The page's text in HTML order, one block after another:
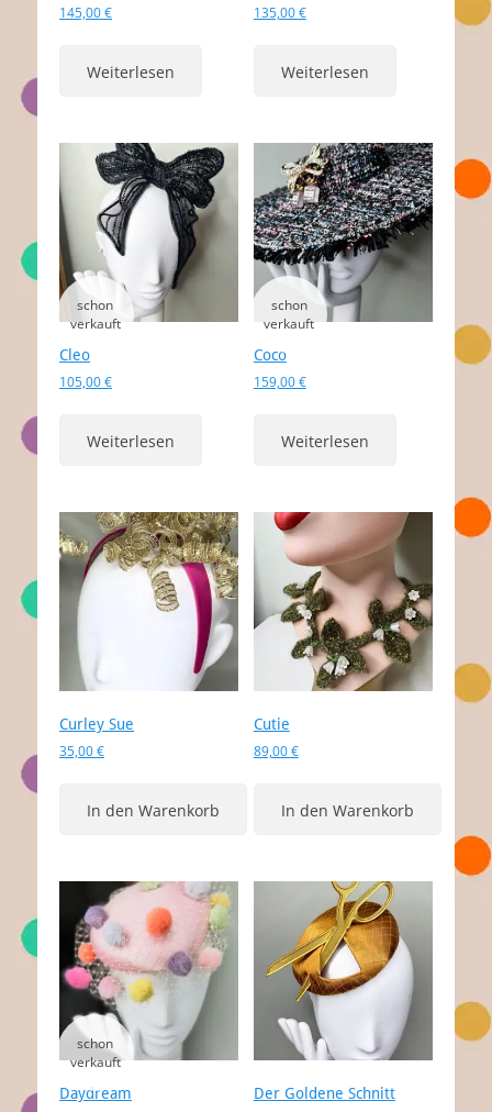
145,00€
Weiterlesen
135,00€
Weiterlesen
Cleo
105,00€
Weiterlesen
Coco
159,00€
Weiterlesen
Curley Sue
35,00€
In den Warenkorb
Cutie
89,00€
In den Warenkorb
Daydream Der Goldene Schnitt